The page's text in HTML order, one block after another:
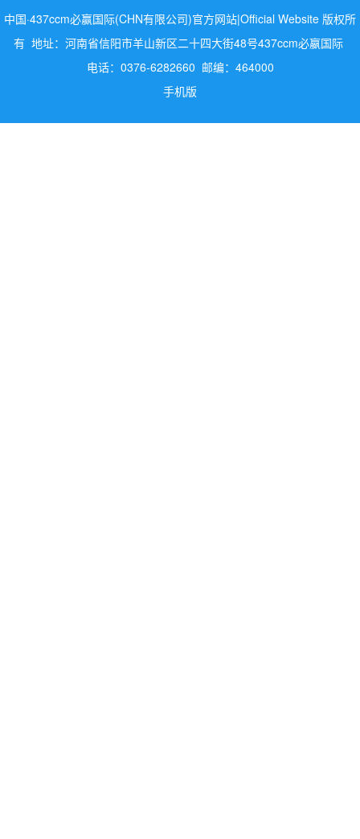
中国·437ccm必赢国际(CHN有限公司)官方网站|Official Website 版权所
有 地址：河南省信阳市羊山新区二十四大街48号437ccm必嬴国际
电话：0376-6282660 邮编：464000
手机版